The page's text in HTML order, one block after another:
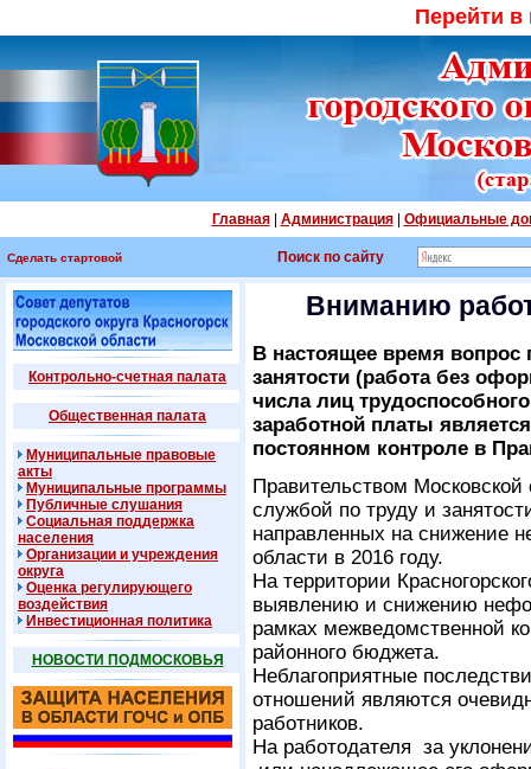
Перейти
Главная| Администрация| Официальные
Сделать стартовой Поиск по сайту
Контрольно-счетная палата
Общественная палата
Муниципальные правовые
акты
Муниципальные программы
Публичные слушания
Социальная поддержка
населения
Организации и учреждения
округа
Оценка регулирующего
воздействия
Инвестиционная политика
НОВОСТИ ПОДМОСКОВЬЯ
Вниманию
В настоящее время
занятости (работа без
числа лиц
заработной платы
постоянном контроле в
Правительством
службой по труду и
направленных на снижение
области в 2016 году.
На территории
выявлению и снижению
рамках межведомственной
районного бюджета.
Неблагоприятные
отношений являются
работников.
На работодателя за